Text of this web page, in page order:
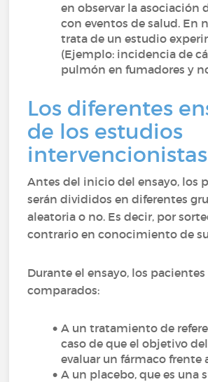
en observar la asociación
con eventos de salud. En
trata de un estudio
(Ejemplo: incidencia de
pulmón en fumadores y
Los diferentes
de los estudios
intervencionistas
Antes del inicio del ensayo, los
serán divididos en diferentes
aleatoria o no. Es decir, por
contrario en conocimiento de
Durante el ensayo, los pacientes
comparados:
A un tratamiento de
caso de que el objetivo
evaluar un fármaco frente
A un placebo, que es una